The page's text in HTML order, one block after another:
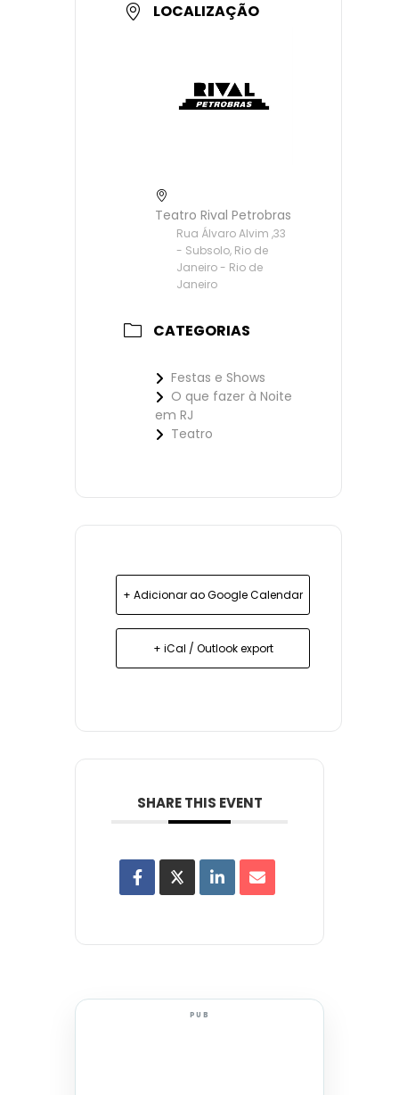
LOCALIZAÇÃO
Teatro Rival Petrobras
Rua Álvaro Alvim ,33
- Subsolo, Rio de
Janeiro - Rio de
Janeiro
CATEGORIAS
Festas e Shows
O que fazer à Noite
em RJ
Teatro
+ Adicionar ao Google Calendar
+ iCal / Outlook export
SHARE THIS EVENT
PUB